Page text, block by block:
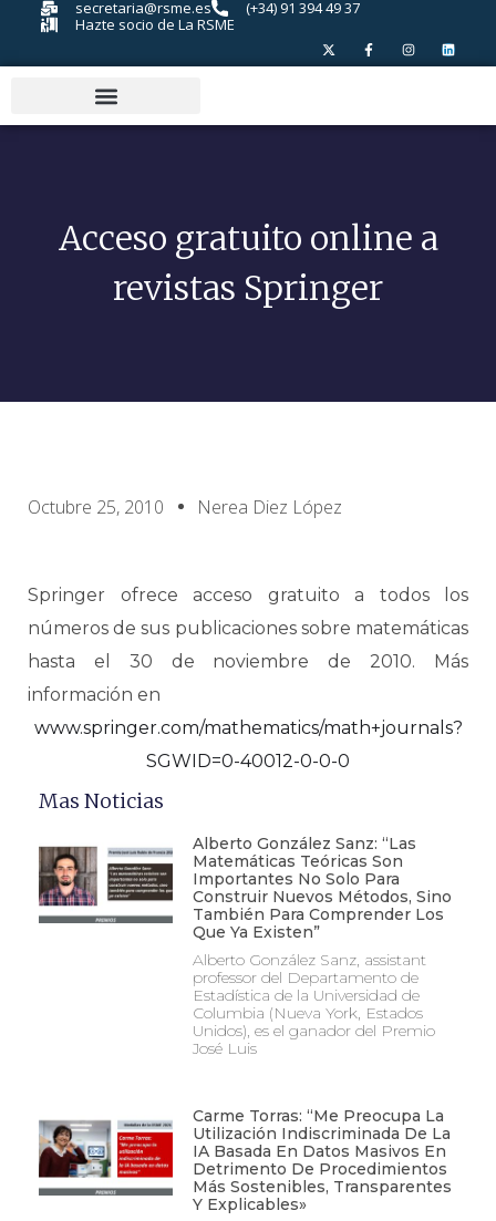
secretaria@rsme.es
(+34) 91 394 49 37
Hazte socio de La RSME
Acceso gratuito online a
revistas Springer
Octubre 25, 2010 Nerea Diez López
Springer ofrece acceso gratuito a todos los
números de sus publicaciones sobre matemáticas
hasta el 30 de noviembre de 2010. Más
información en
www.springer.com/mathematics/math+journals?
SGWID=0-40012-0-0-0
Mas Noticias
Alberto González Sanz: “Las
Matemáticas Teóricas Son
Importantes No Solo Para
Construir Nuevos Métodos, Sino
También Para Comprender Los
Que Ya Existen”
Alberto González Sanz, assistant
professor del Departamento de
Estadística de la Universidad de
Columbia (Nueva York, Estados
Unidos), es el ganador del Premio
José Luis
Carme Torras: “Me Preocupa La
Utilización Indiscriminada De La
IA Basada En Datos Masivos En
Detrimento De Procedimientos
Más Sostenibles, Transparentes
Y Explicables»